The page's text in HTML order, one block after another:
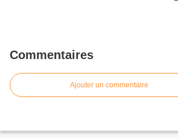
Commentaires
Ajouter un commentaire